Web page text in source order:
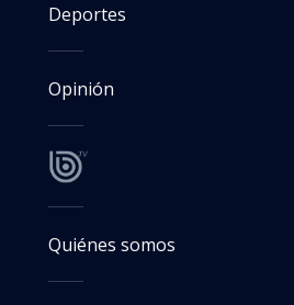
Deportes
Opinión
Quiénes somos